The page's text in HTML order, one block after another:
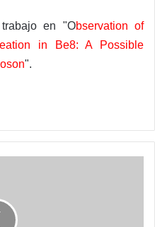
en "Observation of
in Be8: A Possible
".